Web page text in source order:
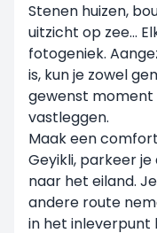
Stenen huizen,
uitzicht op zee...
fotogeniek.
is, kun je zowel
gewenst
vastleggen.
Maak een
Geyikli, parkeer
naar het eiland.
andere route
in het inleverpunt